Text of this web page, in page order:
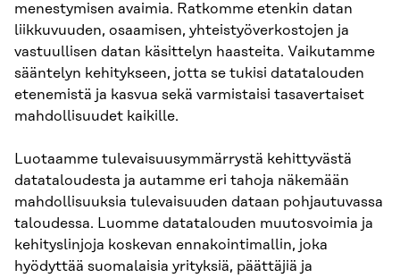
menestymisen avaimia. Ratkomme etenkin datan
liikkuvuuden, osaamisen, yhteistyöverkostojen ja
vastuullisen datan käsittelyn haasteita. Vaikutamme
sääntelyn kehitykseen, jotta se tukisi datatalouden
etenemistä ja kasvua sekä varmistaisi tasavertaiset
mahdollisuudet kaikille.
Luotaamme tulevaisuusymmärrystä kehittyvästä
datataloudesta ja autamme eri tahoja näkemään
mahdollisuuksia tulevaisuuden dataan pohjautuvassa
taloudessa. Luomme datatalouden muutosvoimia ja
kehityslinjoja koskevan ennakointimallin, joka
hyödyttää suomalaisia yrityksiä, päättäjiä ja